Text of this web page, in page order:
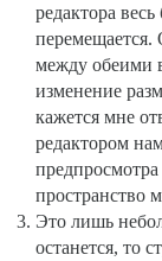
редактора
перемещается.
между обеими
изменение
кажется мне
редактором
пространство
Это лишь
останется, то